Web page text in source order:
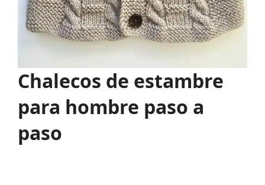
Chalecos de estambre
para hombre paso a
paso